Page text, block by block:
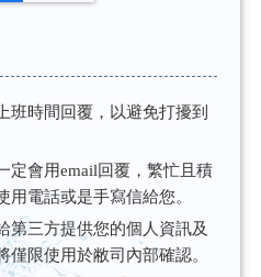
班時間回覆，以避免打擾到
定會用email回覆，繁忙且積
用電話或是手寫信給您。
第三方提供您的個人資訊及
僅限使用於敝司內部確認。